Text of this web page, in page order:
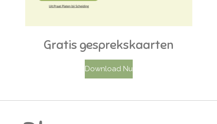
Gratis gesprekskaarten
Download Nu